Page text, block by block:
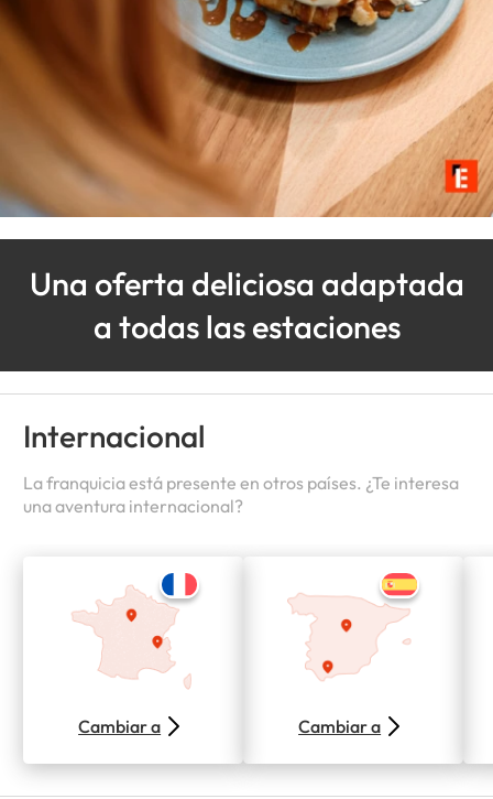
Una oferta deliciosa adaptada
a todas las estaciones
Internacional
La franquicia está presente en otros países. ¿Te interesa
una aventura internacional?
Cambiar a Cambiar a